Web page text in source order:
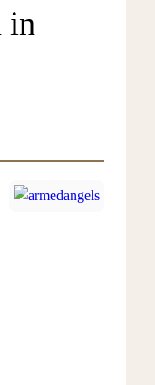
in